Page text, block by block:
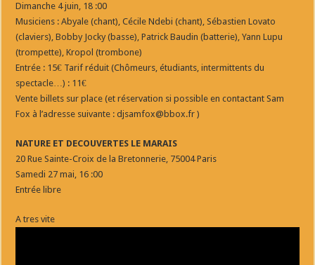
Dimanche 4 juin, 18 :00
Musiciens : Abyale (chant), Cécile Ndebi (chant), Sébastien Lovato
(claviers), Bobby Jocky (basse), Patrick Baudin (batterie), Yann Lupu
(trompette), Kropol (trombone)
Entrée : 15€ Tarif réduit (Chômeurs, étudiants, intermittents du
spectacle…) : 11€
Vente billets sur place (et réservation si possible en contactant Sam
Fox à l’adresse suivante : djsamfox@bbox.fr )
NATURE ET DECOUVERTES LE MARAIS
20 Rue Sainte-Croix de la Bretonnerie, 75004 Paris
Samedi 27 mai, 16 :00
Entrée libre
A tres vite